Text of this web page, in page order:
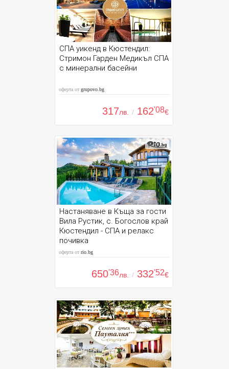
СПА уикенд в Кюстендил:
Стримон Гарден Медикъл СПА
с минерални басейни
оферта отgrupovo.bg
317лв. / 162'08€
Настаняване в Къща за гости
Вила Рустик, с. Богослов край
Кюстендил - СПА и релакс
почивка
оферта отrio.bg
650'36лв. / 332'52€